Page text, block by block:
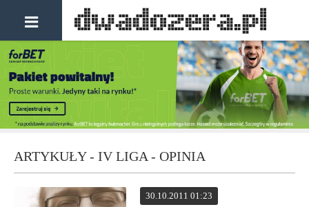
ARTYKUŁY - IV LIGA - OPINIA
30.10.2011 01:23